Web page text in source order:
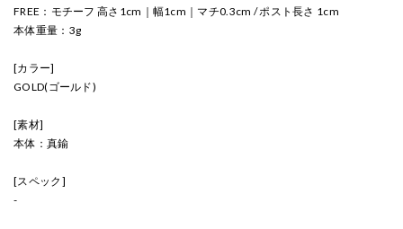
FREE：モチーフ 高さ1cm｜幅1cm｜マチ0.3cm / ポスト長さ 1cm
本体重量：3g
[カラー]
GOLD(ゴールド)
[素材]
本体：真鍮
[スペック]
-